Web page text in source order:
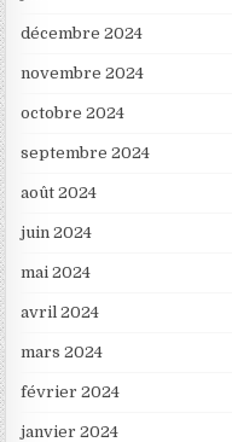
décembre 2024
novembre 2024
octobre 2024
septembre 2024
août 2024
juin 2024
mai 2024
avril 2024
mars 2024
février 2024
janvier 2024